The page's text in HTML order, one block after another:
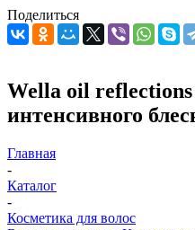
Поделиться
Wella oil
интенсивного
Главная
-
Каталог
-
Косметика для волос